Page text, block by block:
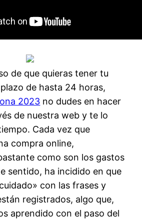
de que quieras tener tu
de hasta 24 horas,
2023 no dudes en hacer
de nuestra web y te lo
Cada vez que
compra online,
como son los gastos
sentido, ha incidido en que
con las frases y
registrados, algo que,
aprendido con el paso del